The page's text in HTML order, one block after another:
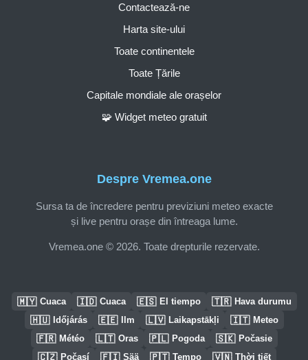
Despre Vremea.one
Sursa ta de încredere pentru previziuni meteo exacte
și live pentru orașe din întreaga lume.
Vremea.one © 2026. Toate drepturile rezervate.
Contactează-ne
Harta site-ului
Toate continentele
Toate Țările
Capitale mondiale ale orașelor
🧩 Widget meteo gratuit
🇲🇾 Cuaca 🇮🇩 Cuaca 🇪🇸 El tiempo 🇹🇷 Hava durumu
🇭🇺 Időjárás 🇪🇪 Ilm 🇱🇻 Laikapstākļi 🇮🇹 Meteo
🇫🇷 Météo 🇱🇹 Oras 🇵🇱 Pogoda 🇸🇰 Počasie
🇨🇿 Počasí 🇫🇮 Sää 🇵🇹 Tempo 🇻🇳 Thời tiết